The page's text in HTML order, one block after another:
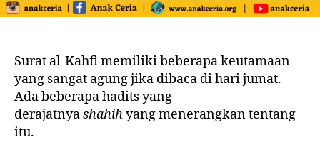
Surat al-Kahfi memiliki beberapa keutamaan
yang sangat agung jika dibaca di hari jumat.
Ada beberapa hadits yang
derajatnyashahihyang menerangkan tentang
itu.